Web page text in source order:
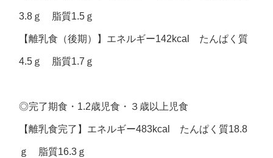
3.8ｇ 脂質1.5ｇ
【離乳食（後期）】エネルギー142kcal たんぱく質
4.5ｇ 脂質1.7ｇ
◎完了期食・1.2歳児食・３歳以上児食
【離乳食完了】エネルギー483kcal たんぱく質18.8
ｇ 脂質16.3ｇ